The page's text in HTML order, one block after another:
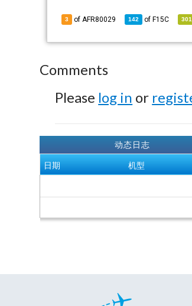
3 of AFR80029 142 of F15C 301
Comments
Please log in or
动态日志
日期 机型